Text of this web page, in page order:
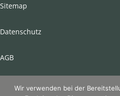
Sitemap
Datenschutz
AGB
Wir verwenden bei der